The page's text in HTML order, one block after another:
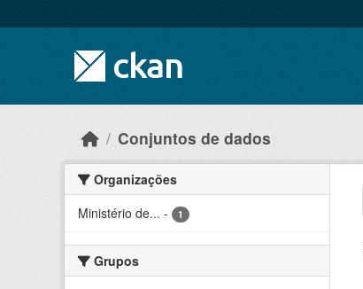
Conjuntos de dados
Organizações
Ministério de... - 1
Grupos